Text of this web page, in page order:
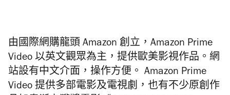
由國際網購龍頭 Amazon 創立，Amazon Prime
Video 以英文觀眾為主，提供歐美影視作品。網
站設有中文介面，操作方便。 Amazon Prime
Video 提供多部電影及電視劇，也有不少原創作